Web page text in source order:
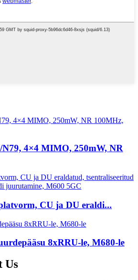
4×4 MIMO, 250mW, NR
CU ja DU eraldi...
8xRRU-le, M680-le
Us